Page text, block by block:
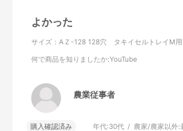
よかった
サイズ：AＺ-128 128穴 タキイセルトレイM用
何で商品を知りましたか:YouTube
農業従事者
購入確認済み 年代:30代 農家/農家以外: